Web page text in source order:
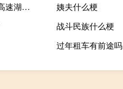
2023-09-29 13:50： 【 不过听着让人安心！】 9月28日，大广高速湖北下陆段，一辆小汽车抛锚在应急车道内，驾驶员司徒师傅称不小心错过了服务区，结果快到下站口，油量就全部耗尽。此时假期流量剧增，十分危险，恰好下陆大队民警巡逻发现。民警立即上前，一个用 ​​​
姨夫什么梗
战斗民族什么梗
过年租车有前途吗